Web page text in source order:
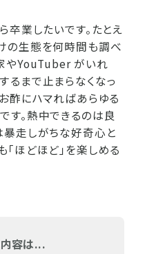
卒業したいです。たとえ
の生態を何時間も調べ
やYouTuber がいれ
るまで止まらなくなっ
酢にハマればあらゆる
す。熱中できるのは良
暴走しがちな好奇心と
ほどほど」を楽しめる
容は...